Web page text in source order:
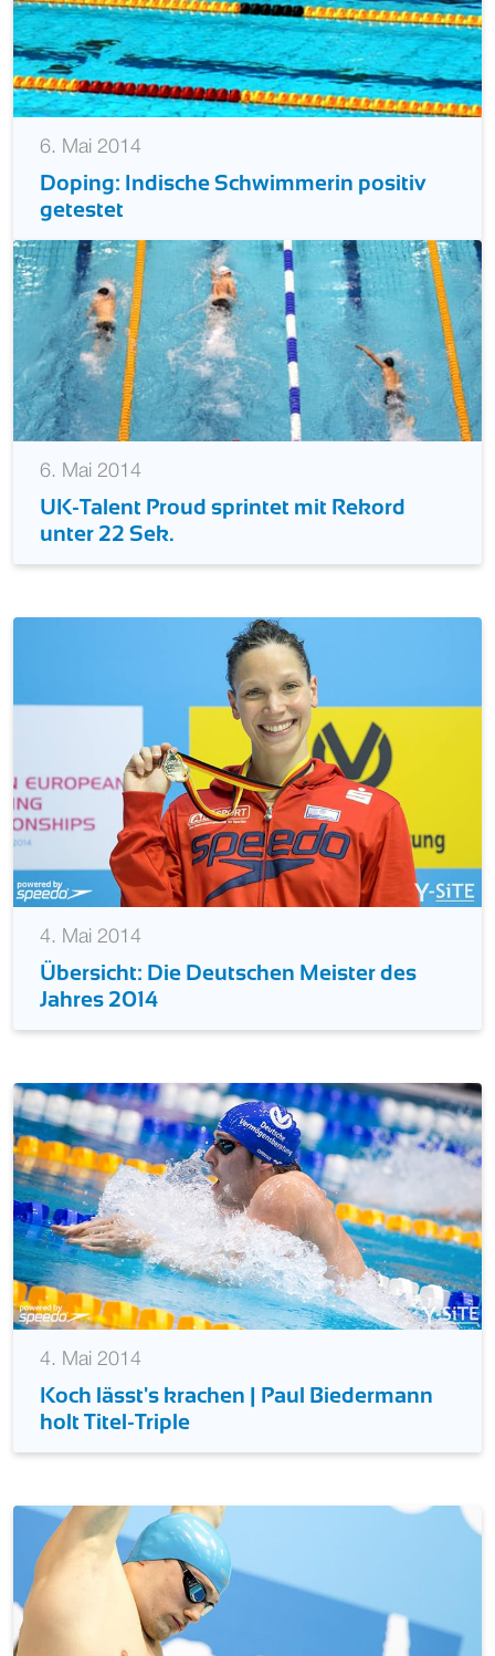
6. Mai 2014
Doping: Indische Schwimmerin positiv
getestet
6. Mai 2014
UK-Talent Proud sprintet mit Rekord
unter 22 Sek.
4. Mai 2014
Übersicht: Die Deutschen Meister des
Jahres 2014
4. Mai 2014
Koch lässt's krachen | Paul Biedermann
holt Titel-Triple